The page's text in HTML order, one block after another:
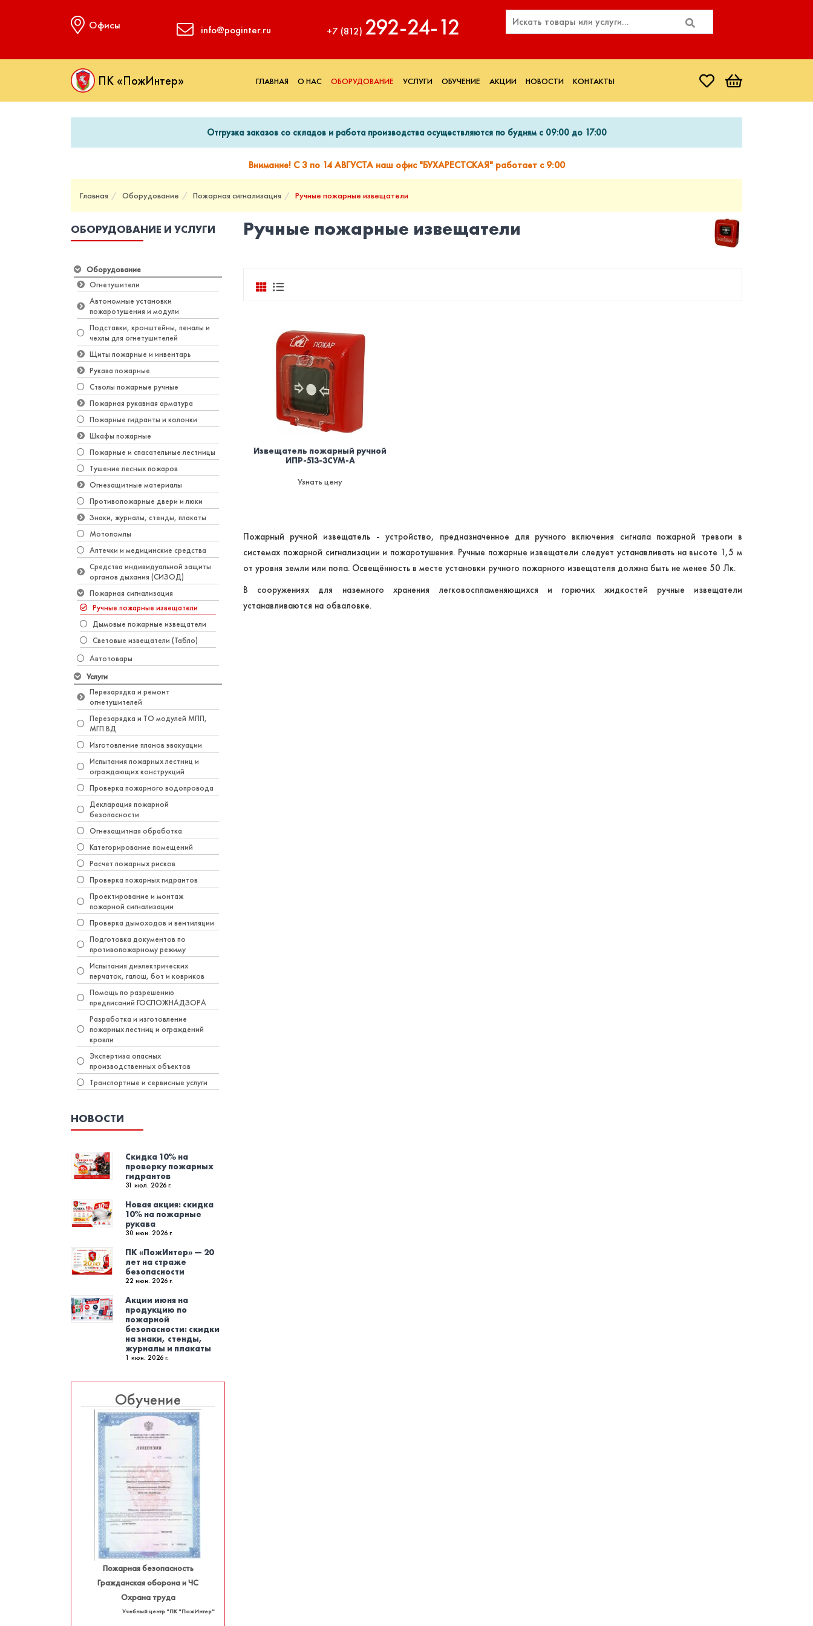
Офисы info@poginter.ru +7 (812) 292‑24‑12
ПК «ПожИнтер» ГЛАВНАЯ О НАС ОБОРУДОВАНИЕ УСЛУГИ ОБУЧЕНИЕ АКЦИИ НОВОСТИ КОНТАКТЫ
Отгрузка заказов со складов и работа производства осуществляются по будням с 09:00 до 17:00
Внимание! С 3 по 14 АВГУСТА наш офис "БУХАРЕСТСКАЯ" работает с 9:00
Главная Оборудование Пожарная сигнализация Ручные пожарные извещатели
ОБОРУДОВАНИЕ И УСЛУГИ
Оборудование
Огнетушители
Автономные установки
пожаротушения и модули
Подставки, кронштейны, пеналы и
чехлы для огнетушителей
Щиты пожарные и инвентарь
Рукава пожарные
Стволы пожарные ручные
Пожарная рукавная арматура
Пожарные гидранты и колонки
Шкафы пожарные
Пожарные и спасательные лестницы
Тушение лесных пожаров
Огнезащитные материалы
Противопожарные двери и люки
Знаки, журналы, стенды, плакаты
Мотопомпы
Аптечки и медицинские средства
Средства индивидуальной защиты
органов дыхания (СИЗОД)
Пожарная сигнализация
Ручные пожарные извещатели
Дымовые пожарные извещатели
Световые извещатели (Табло)
Автотовары
Услуги
Перезарядка и ремонт
огнетушителей
Перезарядка и ТО модулей МПП,
МГП ВД
Изготовление планов эвакуации
Испытания пожарных лестниц и
ограждающих конструкций
Проверка пожарного водопровода
Декларация пожарной
безопасности
Огнезащитная обработка
Категорирование помещений
Расчет пожарных рисков
Проверка пожарных гидрантов
Проектирование и монтаж
пожарной сигнализации
Проверка дымоходов и вентиляции
Подготовка документов по
противопожарному режиму
Испытания диэлектрических
перчаток, галош, бот и ковриков
Помощь по разрешению
предписаний ГОСПОЖНАДЗОРА
Разработка и изготовление
пожарных лестниц и ограждений
кровли
Экспертиза опасных
производственных объектов
Транспортные и сервисные услуги
НОВОСТИ
Скидка 10% на
проверку пожарных
гидрантов
31 июл. 2026 г.
Новая акция: скидка
10% на пожарные
рукава
30 июн. 2026 г.
ПК «ПожИнтер» — 20
лет на страже
безопасности
22 июн. 2026 г.
Акции июня на
продукцию по
пожарной
безопасности: скидки
на знаки, стенды,
журналы и плакаты
1 июн. 2026 г.
Обучение
Пожарная безопасность
Гражданская оборона и ЧС
Охрана труда
Учебный центр "ПК "ПожИнтер"
Ручные пожарные извещатели
Извещатель пожарный ручной
ИПР-513-3СУМ-А
Узнать цену
Пожарный ручной извещатель - устройство, предназначенное для ручного включения сигнала пожарной тревоги в
системах пожарной сигнализации и пожаротушения. Ручные пожарные извещатели следует устанавливать на высоте 1,5 м
от уровня земли или пола. Освещённость в месте установки ручного пожарного извещателя должна быть не менее 50 Лк.
В сооружениях для наземного хранения легковоспламеняющихся и горючих жидкостей ручные извещатели
устанавливаются на обваловке.